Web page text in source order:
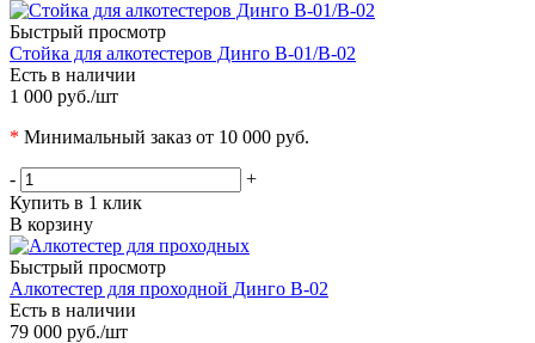
Быстрый просмотр
Стойка для алкотестеров Динго В-01/В-02
Есть в наличии
1 000 руб./шт
* Минимальный заказ от 10 000 руб.
-
+
Купить в 1 клик
В корзину
Быстрый просмотр
Алкотестер для проходной Динго В-02
Есть в наличии
79 000 руб./шт